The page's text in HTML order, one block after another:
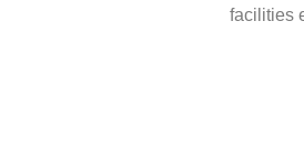
facilities